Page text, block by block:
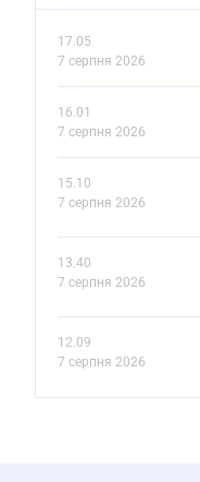
17.05
7 серпня 2026
16.01
7 серпня 2026
15.10
7 серпня 2026
13.40
7 серпня 2026
12.09
7 серпня 2026